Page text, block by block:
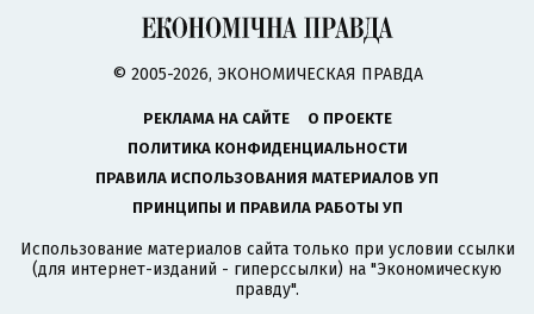
© 2005-2026, ЭКОНОМИЧЕСКАЯ ПРАВДА
РЕКЛАМА НА САЙТЕ
О ПРОЕКТЕ
ПОЛИТИКА КОНФИДЕНЦИАЛЬНОСТИ
ПРАВИЛА ИСПОЛЬЗОВАНИЯ МАТЕРИАЛОВ УП
ПРИНЦИПЫ И ПРАВИЛА РАБОТЫ УП
Использование материалов сайта только при условии ссылки
(для интернет-изданий - гиперссылки) на "Экономическую
правду".